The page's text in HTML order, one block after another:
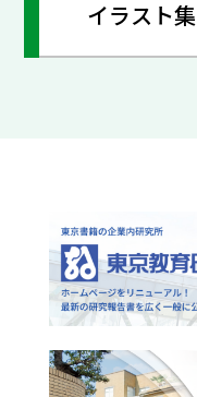
イラスト集